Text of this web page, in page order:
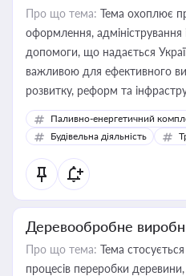
Про що тема: Тема охоплює
оформлення, адміністрування
допомоги, що надається
важливою для ефективного
розвитку, реформ та
Паливно-енергетичний
Будівельна діяльність
Деревообробне
Про що тема: Тема
процесів переробки